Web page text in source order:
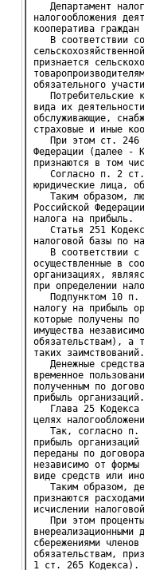
Департамент
налогообложения
кооператива
В соответствии со
признается
обязательного
Потребительские
вида их
обслуживающие,
страховые и иные
При этом ст. 246
Федерации (далее -
признаются в том
Согласно п. 2 ст.
юридические лица,
Таким образом,
Российской
налога на прибыль.
Статья 251
налоговой базы по
В соответствии с
осуществленные в
организациях,
при определении
Подпунктом 10 п.
налогу на прибыль
которые получены
имущества
обязательствам), а
таких заимствований.
Денежные средства
временное
полученным по
прибыль организаций.
Глава 25 Кодекса
целях
Так, согласно п.
прибыль
переданы по
независимо от
виде средств или
Таким образом,
признаются
исчислении
При этом
внереализационными
сбережениями
обязательствам,
1 ст. 265 Кодекса).